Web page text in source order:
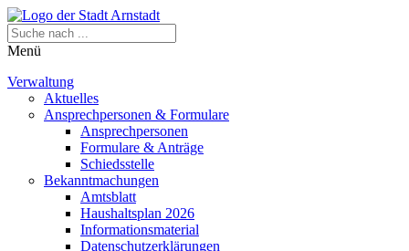
Menü
Verwaltung
Aktuelles
Ansprechpersonen & Formulare
Ansprechpersonen
Formulare & Anträge
Schiedsstelle
Bekanntmachungen
Amtsblatt
Haushaltsplan 2026
Informationsmaterial
Datenschutzerklärungen